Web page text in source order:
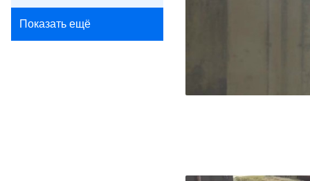
Показать ещё